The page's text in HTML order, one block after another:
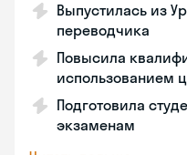
Выпустилась из
переводчика
Повысила
использованием
Подготовила
экзаменам